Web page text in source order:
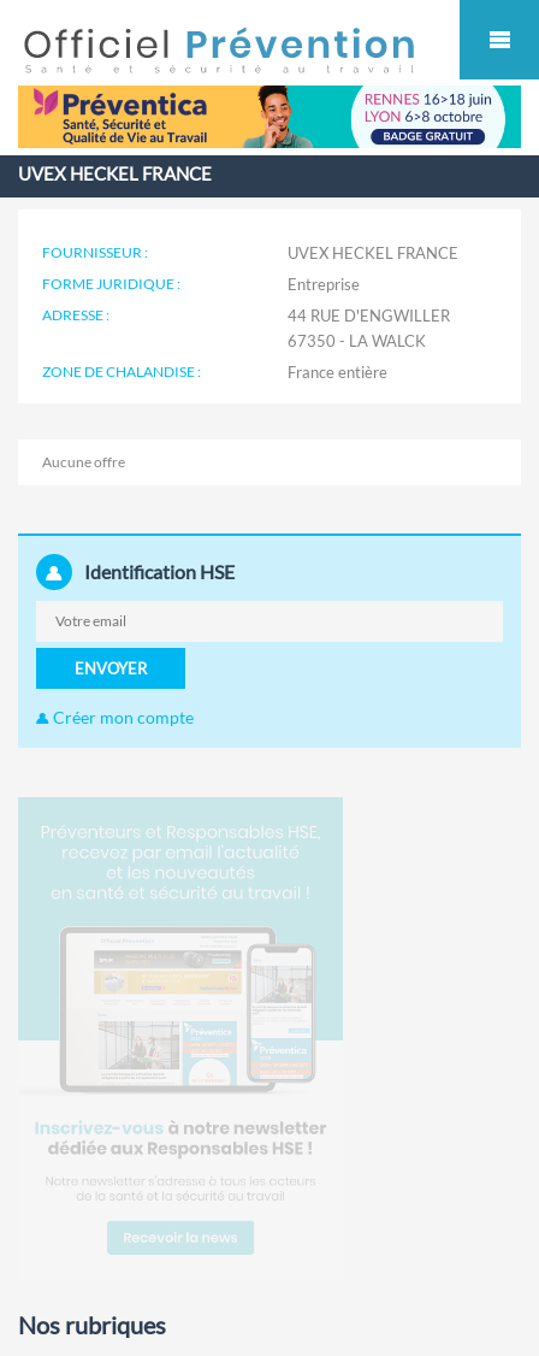
UVEX HECKEL FRANCE
FOURNISSEUR : UVEX HECKEL FRANCE
FORME JURIDIQUE : Entreprise
ADRESSE :
44 RUE D'ENGWILLER
67350 - LA WALCK
ZONE DE CHALANDISE :
Aucune offre
Identification HSE
ENVOYER
Créer mon compte
Nos rubriques